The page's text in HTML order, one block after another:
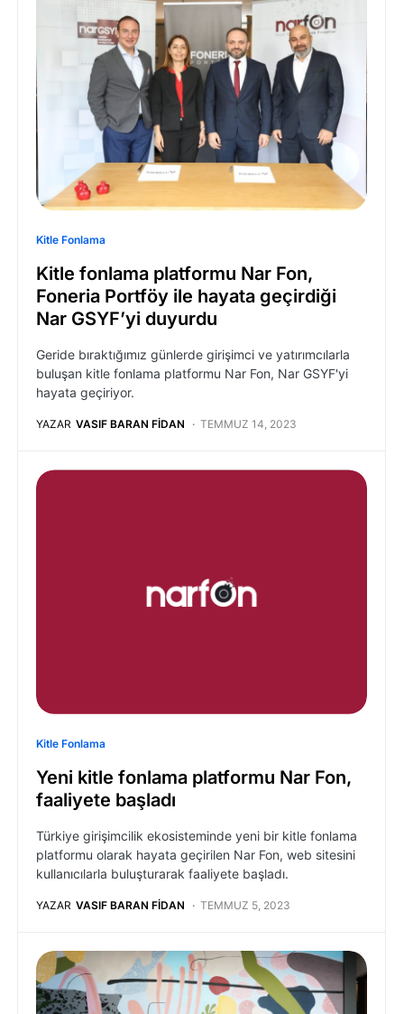
Kitle Fonlama
Kitle fonlama platformu Nar Fon,
Foneria Portföy ile hayata geçirdiği
Nar GSYF’yi duyurdu
Geride bıraktığımız günlerde girişimci ve yatırımcılarla
buluşan kitle fonlama platformu Nar Fon, Nar GSYF'yi
hayata geçiriyor.
YAZAR VASIF BARAN FIDAN TEMMUZ 14, 2023
Kitle Fonlama
Yeni kitle fonlama platformu Nar Fon,
faaliyete başladı
Türkiye girişimcilik ekosisteminde yeni bir kitle fonlama
platformu olarak hayata geçirilen Nar Fon, web sitesini
kullanıcılarla buluşturarak faaliyete başladı.
YAZAR VASIF BARAN FIDAN TEMMUZ 5, 2023